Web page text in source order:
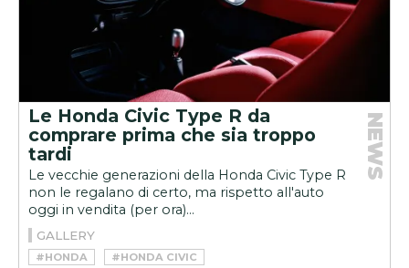
Le Honda Civic Type R da
comprare prima che sia troppo
tardi
Le vecchie generazioni della Honda Civic Type R
non le regalano di certo, ma rispetto all'auto
oggi in vendita (per ora)...
NEWS
GALLERY
#HONDA
#HONDA CIVIC